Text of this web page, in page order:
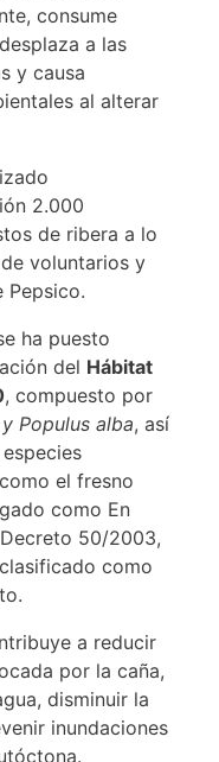
consume
a las
y causa
al alterar
2.000
de ribera a lo
voluntarios y
Pepsico.
ha puesto
del Hábitat
, compuesto por
Populus alba, así
el fresno
como En
50/2003,
como
a reducir
por la caña,
disminuir la
inundaciones